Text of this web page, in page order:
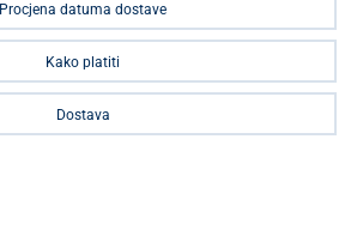
Procjena datuma dostave
Kako platiti
Dostava